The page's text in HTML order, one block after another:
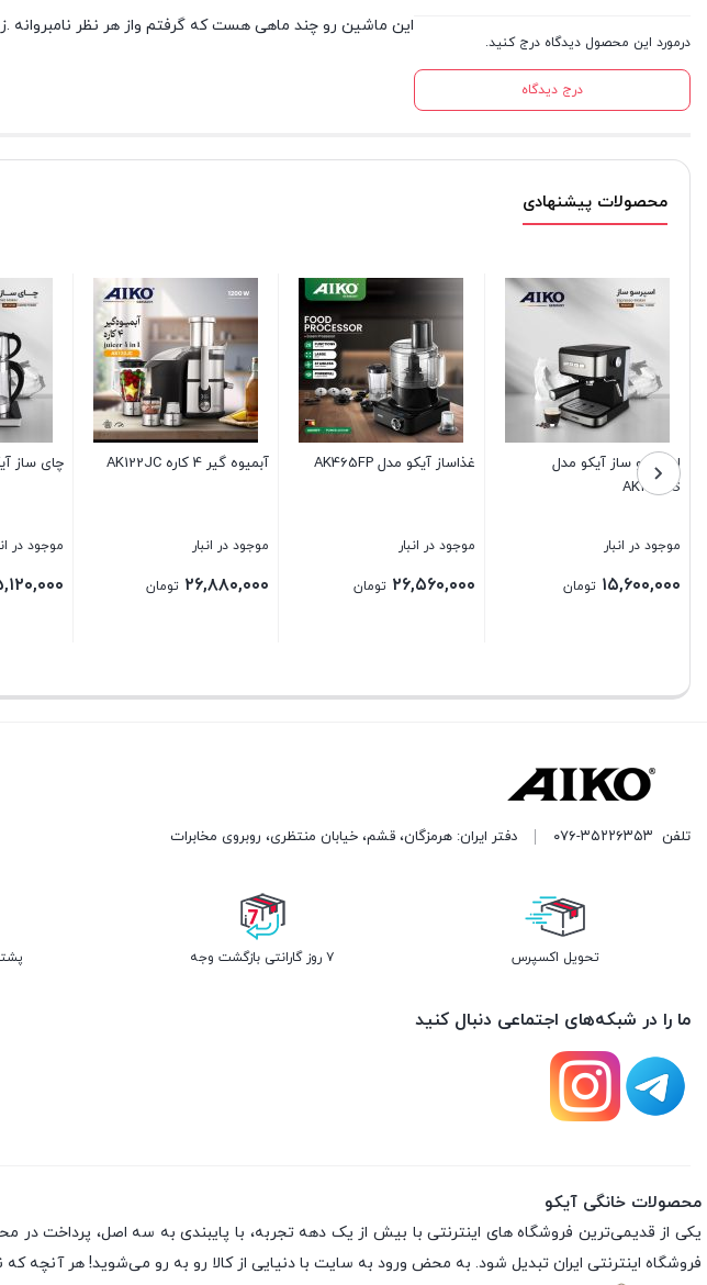
درمورد این محصول دیدگاه درج کنید.
درج دیدگاه
این ماشین رو چند ماهی هست که گرفتم واز هر نظر
محصولات پیشنهادی
آبمیوه گیر 4 کاره AK122JC
موجود در انبار
۲۶,۸۸۰,۰۰۰
چای ساز آیکو مدلAK172TM
موجود در انبار
۱۵,۱۲۰,۰۰۰
مخلوط کن و آسیاب حرفه ای
موجود در انبار
۱۰,۸۰۰,۰۰۰
تلفن ۰۷۶-۳۵۲۲۶۳۵۳ دفتر ایران: هرمزگان، قشم، خیابان منتظری، روبروی مخابرات
تحویل اکسپرس ۷ روز گارانتی بازگشت وجه
ما را در شبکه‌های اجتماعی دنبال کنید
محصولات خانگی آیکو
فروشگاه اینترنتی ایران تبدیل شود. به محض ورود به سایت با دنیایی از کالا رو به رو می‌شوید! هر آنچه که